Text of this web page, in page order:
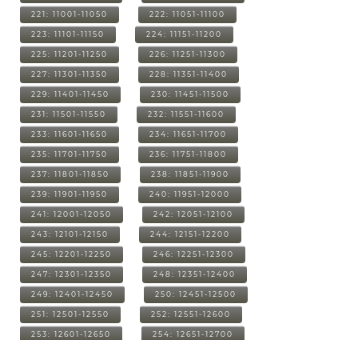
221: 11001-11050 222: 11051-11100
223: 11101-11150 224: 11151-11200
225: 11201-11250 226: 11251-11300
227: 11301-11350 228: 11351-11400
229: 11401-11450 230: 11451-11500
231: 11501-11550 232: 11551-11600
233: 11601-11650 234: 11651-11700
235: 11701-11750 236: 11751-11800
237: 11801-11850 238: 11851-11900
239: 11901-11950 240: 11951-12000
241: 12001-12050 242: 12051-12100
243: 12101-12150 244: 12151-12200
245: 12201-12250 246: 12251-12300
247: 12301-12350 248: 12351-12400
249: 12401-12450 250: 12451-12500
251: 12501-12550 252: 12551-12600
253: 12601-12650 254: 12651-12700